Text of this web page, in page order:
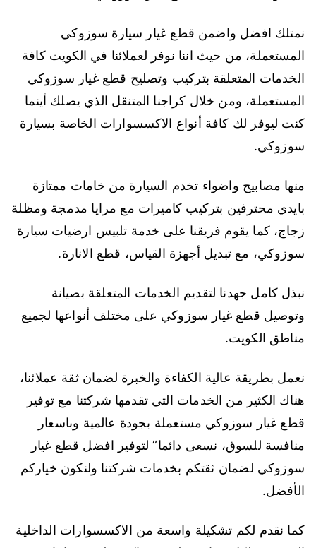
نمتلك افضل واضمن قطع غيار سيارة سوزوكي
المستعملة، من حيث اننا نوفر لعملائنا في الكويت كافة
الخدمات المتعلقة بتركيب وتصليح قطع غيار سوزوكي
المستعملة، ومن خلال كراجنا المتنقل الذي يصلك أينما
كنت ليوفر لك كافة أنواع الاكسسوارات الخاصة بسيارة
سوزوكي.
منها مصابيح واضواء تخدم السيارة من خامات ممتازة
بايدي محترفين بتركيب كاميرات مع مرايا مدمجة ومظلة
زجاج، كما يقوم فريقنا على خدمة تلبيس ارضيات سيارة
سوزوكي، مع تبديل أجهزة القياس، قطع الانارة.
نبذل كامل جهدنا لتقديم الخدمات المتعلقة بصيانة
وتوصيل قطع غيار سوزوكي على مختلف أنواعها لجميع
مناطق الكويت.
نعمل بطريقة عالية الكفاءة والخبرة لضمان ثقة عملائنا،
هناك الكثير من الخدمات التي تقدمها شركتنا مع توفير
قطع غيار سوزوكي مستعملة بجودة عالمية وباسعار
منافسة للسوق، نسعى دائما” لتوفير افضل قطع غيار
سوزوكي لضمان ثقتكم بخدمات شركتنا ولنكون خياركم
الأفضل.
كما نقدم لكم تشكيلة واسعة من الاكسسوارات الداخلية